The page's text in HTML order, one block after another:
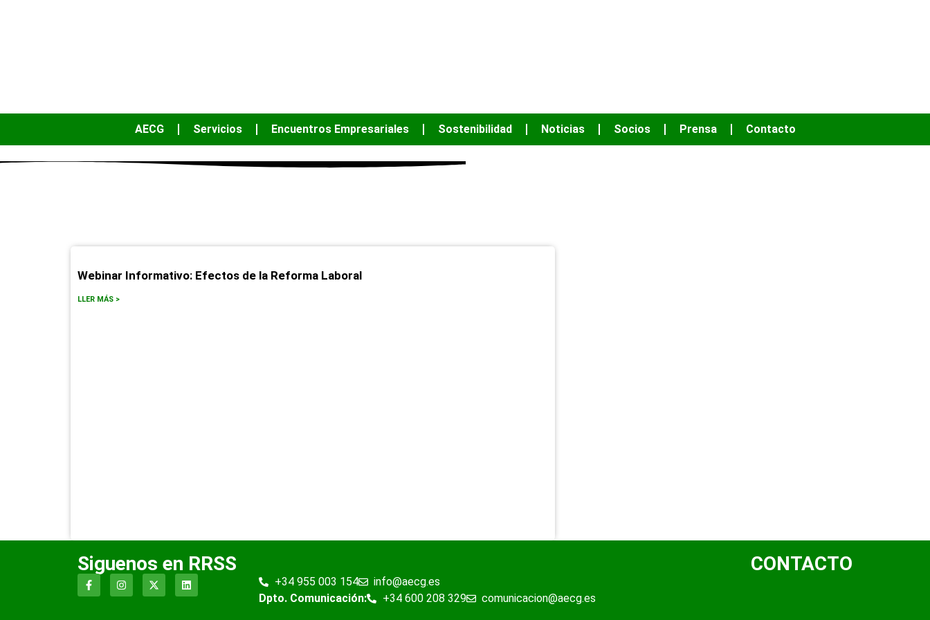
AECG Servicios Encuentros Empresariales Sostenibilidad Noticias Socios Prensa Contacto
Webinar Informativo: Efectos de la Reforma Laboral
LLER MÁS >
Siguenos en RRSS CONTACTO
+34 955 003 154
info@aecg.es
Dpto. Comunicación:
+34 600 208 329 comunicacion@aecg.es